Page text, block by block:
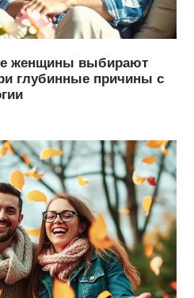
женщины выбирают
глубинные причины с